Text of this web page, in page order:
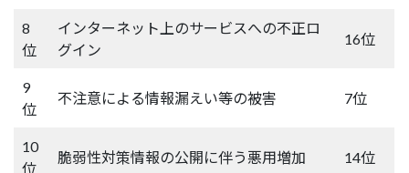
8
位
インターネット上のサービスへの不正ロ
グイン
16位
9
位
不注意による情報漏えい等の被害 7位
10
位
脆弱性対策情報の公開に伴う悪用増加 14位